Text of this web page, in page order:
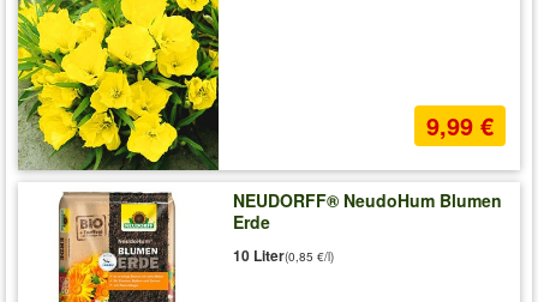
9,99 €
NEUDORFF® NeudoHum Blumen
Erde
10 Liter(0,85 €/l)